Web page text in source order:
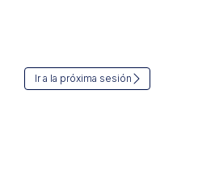
Ir a la próxima sesión